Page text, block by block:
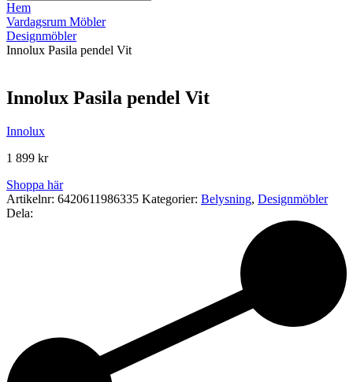
Hem
Vardagsrum Möbler
Designmöbler
Innolux Pasila pendel Vit
Innolux Pasila pendel Vit
Innolux
1 899 kr
Shoppa här
Artikelnr: 6420611986335 Kategorier: Belysning, Designmöbler
Dela: